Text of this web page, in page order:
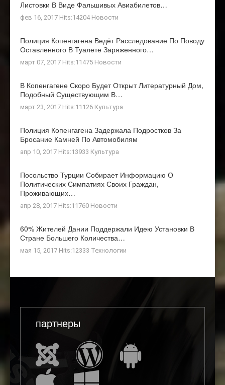
Листовки В Виде Фальшивых Авиабилетов…
фев 16, 2017 Hits:14204 Новости
Полиция Копенгагена Ведёт Расследование По Поводу
Оставленного В Туалете Заряженного…
март 07, 2017 Hits:11475 Новости
В Копенгагене Скоро Будет Открыт Литературный Дом,
Подобный Существующим В…
март 23, 2017 Hits:11126 Культура
Полиция Копенгагена Задержала Подростков За
Бросание Камней По Автомобилям
апр 10, 2017 Hits:13933 Культура
Посольство Турции Собирает Информацию О
Политических Симпатиях Своих Граждан,
Проживающих…
апр 28, 2017 Hits:11760 Новости
60% Жителей Дании Поддержали Идею Установки В
Стране Большего Количества…
мая 15, 2017 Hits:12333 Технологии
партнеры